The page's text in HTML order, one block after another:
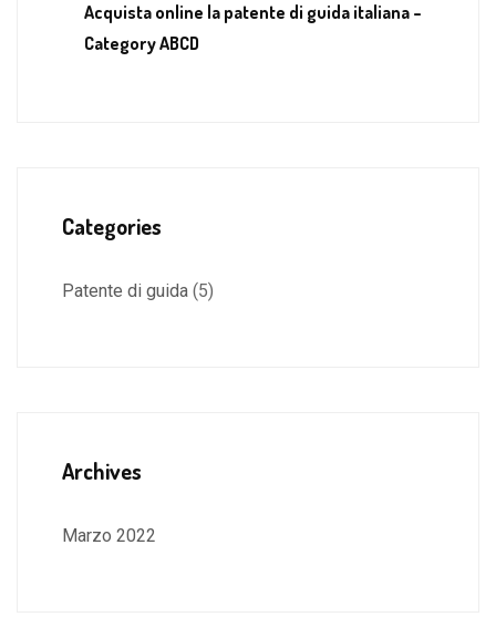
Acquista online la patente di guida italiana –
Category ABCD
Categories
Patente di guida (5)
Archives
Marzo 2022